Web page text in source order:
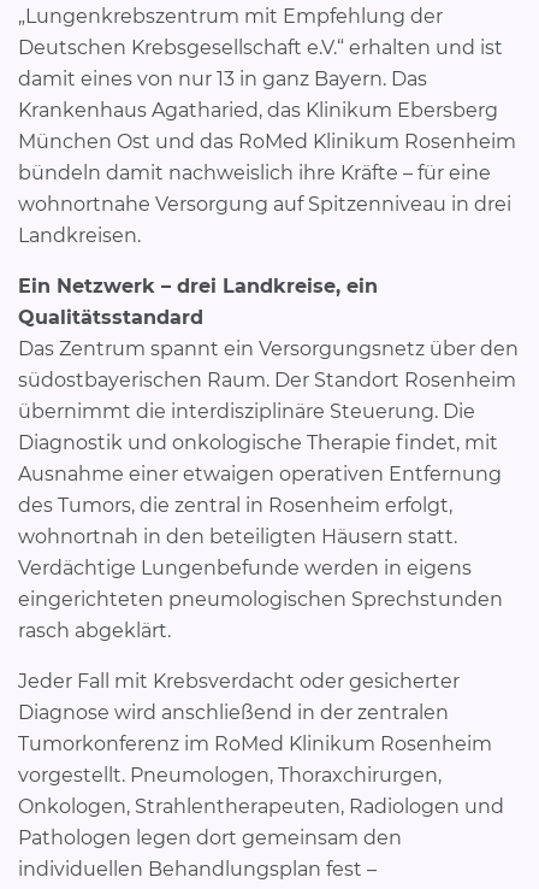
„Lungenkrebszentrum mit Empfehlung der
Deutschen Krebsgesellschaft e.V.“ erhalten und ist
damit eines von nur 13 in ganz Bayern. Das
Krankenhaus Agatharied, das Klinikum Ebersberg
München Ost und das RoMed Klinikum Rosenheim
bündeln damit nachweislich ihre Kräfte – für eine
wohnortnahe Versorgung auf Spitzenniveau in drei
Landkreisen.
Ein Netzwerk – drei Landkreise, ein
Qualitätsstandard
Das Zentrum spannt ein Versorgungsnetz über den
südostbayerischen Raum. Der Standort Rosenheim
übernimmt die interdisziplinäre Steuerung. Die
Diagnostik und onkologische Therapie findet, mit
Ausnahme einer etwaigen operativen Entfernung
des Tumors, die zentral in Rosenheim erfolgt,
wohnortnah in den beteiligten Häusern statt.
Verdächtige Lungenbefunde werden in eigens
eingerichteten pneumologischen Sprechstunden
rasch abgeklärt.
Jeder Fall mit Krebsverdacht oder gesicherter
Diagnose wird anschließend in der zentralen
Tumorkonferenz im RoMed Klinikum Rosenheim
vorgestellt. Pneumologen, Thoraxchirurgen,
Onkologen, Strahlentherapeuten, Radiologen und
Pathologen legen dort gemeinsam den
individuellen Behandlungsplan fest –